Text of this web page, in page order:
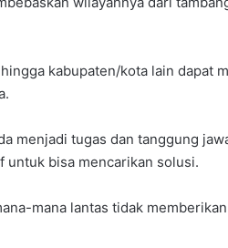
kabupaten/kota lain dapat
menjadi tugas dan tanggung
untuk bisa mencarikan solusi.
mana lantas tidak